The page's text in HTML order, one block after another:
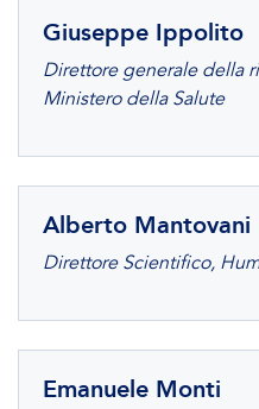
Giuseppe Ippolito
Direttore generale della
Ministero della Salute
Alberto Mantovani
Direttore Scientifico,
Emanuele Monti